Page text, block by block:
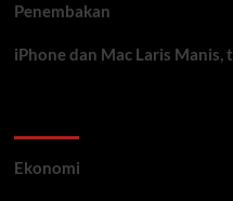
Penembakan
iPhone dan Mac Laris Manis,
Ekonomi